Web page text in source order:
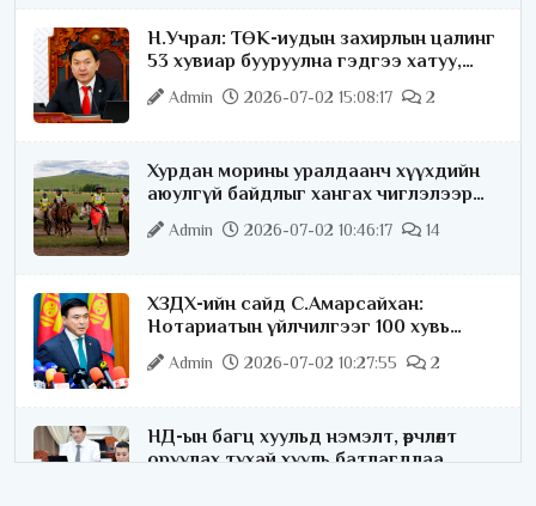
Н.Учрал: ТӨК-иудын захирлын цалинг
53 хувиар бууруулна гэдгээ хатуу,
хариуцлагатайгаар хэлье
Admin 2026-07-02 15:08:17 2
Хурдан морины уралдаанч хүүхдийн
аюулгүй байдлыг хангах чиглэлээр
ажиллаж байна
Admin 2026-07-02 10:46:17 14
ХЗДХ-ийн сайд С.Амарсайхан:
Нотариатын үйлчилгээг 100 хувь
цахимжуулна
Admin 2026-07-02 10:27:55 2
НД-ын багц хуульд нэмэлт, өөрчлөлт
оруулах тухай хууль батлагдлаа